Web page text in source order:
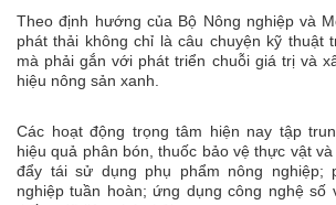
Theo định hướng của Bộ Nông nghiệp và
phát thải không chỉ là câu chuyện kỹ thuật
mà phải gắn với phát triển chuỗi giá trị và
hiệu nông sản xanh.
Các hoạt động trọng tâm hiện nay tập
hiệu quả phân bón, thuốc bảo vệ thực vật
đẩy tái sử dụng phụ phẩm nông nghiệp;
nghiệp tuần hoàn; ứng dụng công nghệ số